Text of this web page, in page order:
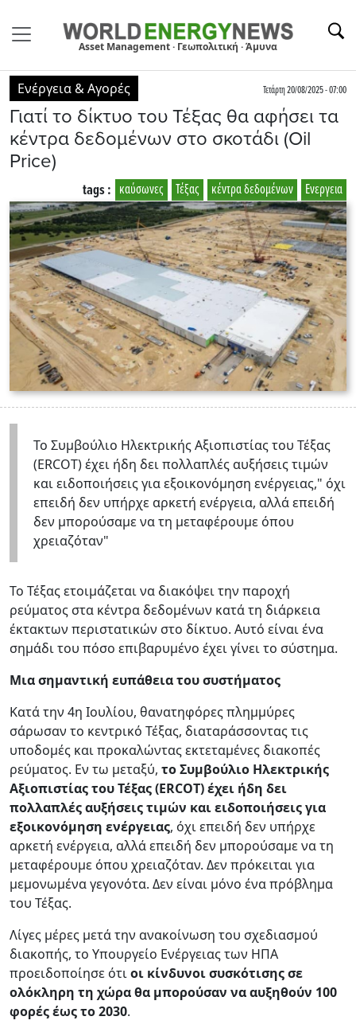
Asset Management · Γεωπολιτική · Άμυνα
Ενέργεια & Αγορές Τετάρτη 20/08/2025 - 07:00
Γιατί το δίκτυο του Τέξας θα αφήσει τα
κέντρα δεδομένων στο σκοτάδι (Oil
Price)
Ενεργεια
κέντρα δεδομένων
Τέξας
καύσωνες
tags :
Το Συμβούλιο Ηλεκτρικής Αξιοπιστίας του Τέξας
(ERCOT) έχει ήδη δει πολλαπλές αυξήσεις τιμών
και ειδοποιήσεις για εξοικονόμηση ενέργειας," όχι
επειδή δεν υπήρχε αρκετή ενέργεια, αλλά επειδή
δεν μπορούσαμε να τη μεταφέρουμε όπου
χρειαζόταν"
Το Τέξας ετοιμάζεται να διακόψει την παροχή
ρεύματος στα κέντρα δεδομένων κατά τη διάρκεια
έκτακτων περιστατικών στο δίκτυο. Αυτό είναι ένα
σημάδι του πόσο επιβαρυμένο έχει γίνει το σύστημα.
Μια σημαντική ευπάθεια του συστήματος
Κατά την 4η Ιουλίου, θανατηφόρες πλημμύρες
σάρωσαν το κεντρικό Τέξας, διαταράσσοντας τις
υποδομές και προκαλώντας εκτεταμένες διακοπές
ρεύματος. Εν τω μεταξύ, το Συμβούλιο Ηλεκτρικής
Αξιοπιστίας του Τέξας (ERCOT) έχει ήδη δει
πολλαπλές αυξήσεις τιμών και ειδοποιήσεις για
εξοικονόμηση ενέργειας, όχι επειδή δεν υπήρχε
αρκετή ενέργεια, αλλά επειδή δεν μπορούσαμε να τη
μεταφέρουμε όπου χρειαζόταν. Δεν πρόκειται για
μεμονωμένα γεγονότα. Δεν είναι μόνο ένα πρόβλημα
του Τέξας.
Λίγες μέρες μετά την ανακοίνωση του σχεδιασμού
διακοπής, το Υπουργείο Ενέργειας των ΗΠΑ
προειδοποίησε ότιοι κίνδυνοι συσκότισης σε
ολόκληρη τη χώρα θα μπορούσαν να αυξηθούν 100
φορές έως το 2030.